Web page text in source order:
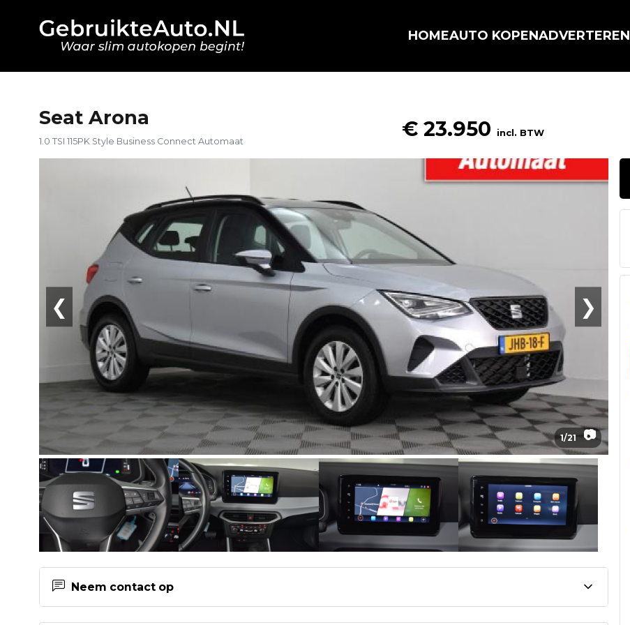
HOMEAUTO KOPENADVERTEREN
Seat Arona
1.0 TSI 115PK Style Business Connect Automaat
€ 23.950 incl. BTW
❮ ❯
1/21 📷
Neem contact op